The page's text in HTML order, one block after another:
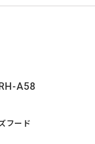
A58
フード